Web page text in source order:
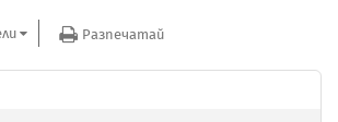
Разпечатай